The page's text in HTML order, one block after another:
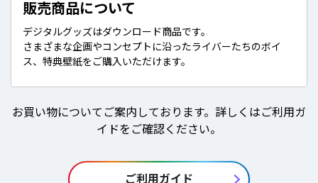
販売商品について
デジタルグッズはダウンロード商品です。
さまざまな企画やコンセプトに沿ったライバーたちのボイ
ス、特典壁紙をご購入いただけます。
お買い物についてご案内しております。詳しくはご利用ガ
イドをご確認ください。
ご利用ガイド